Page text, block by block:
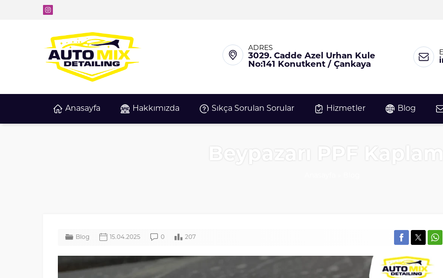
ADRES
3029. Cadde Azel Urhan Kule
No:141 Konutkent / Çankaya
Anasayfa Hakkımızda Sıkça Sorulan Sorular Hizmetler Blog
Beypazarı PPF
Blog 15.04.2025 0 207